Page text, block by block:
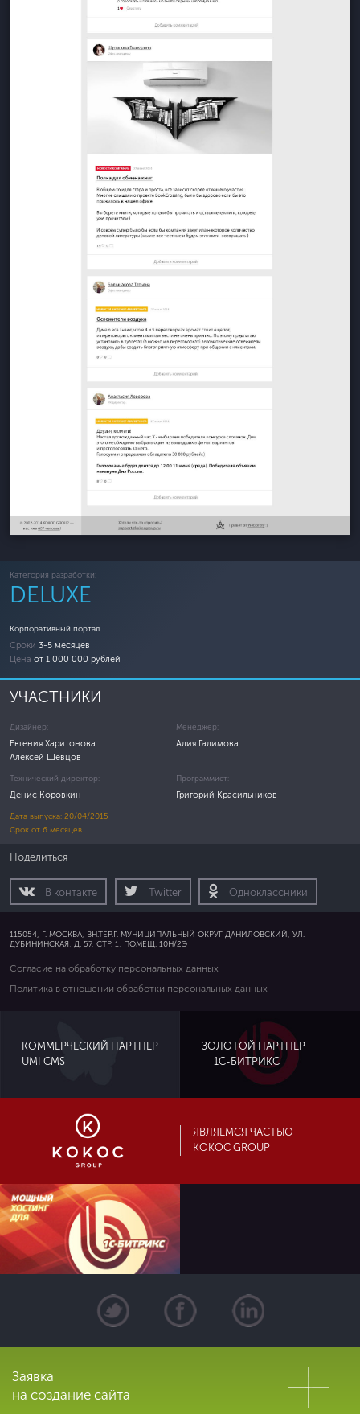
Категория разработки:
DELUXE
Корпоративный портал
Сроки 3-5 месяцев
Цена от 1 000 000 рублей
УЧАСТНИКИ
Дизайнер:
Евгения Харитонова
Алексей Шевцов
Менеджер:
Алия Галимова
Технический директор:
Денис Коровкин
Программист:
Григорий Красильников
Дата выпуска: 20/04/2015
Срок от 6 месяцев
Поделиться
В контакте Twitter Одноклассники
115054, Г. МОСКВА, ВН.ТЕР.Г. МУНИЦИПАЛЬНЫЙ ОКРУГ ДАНИЛОВСКИЙ, УЛ.
ДУБИНИНСКАЯ, Д. 57, СТР. 1, ПОМЕЩ. 10Н/2Э
Согласие на обработку персональных данных
Политика в отношении обработки персональных данных
КОММЕРЧЕСКИЙ ПАРТНЕР
UMI CMS
ЗОЛОТОЙ ПАРТНЕР
1С-БИТРИКС
ЯВЛЯЕМСЯ ЧАСТЬЮ
KOKOC GROUP
Заявка
на создание сайта